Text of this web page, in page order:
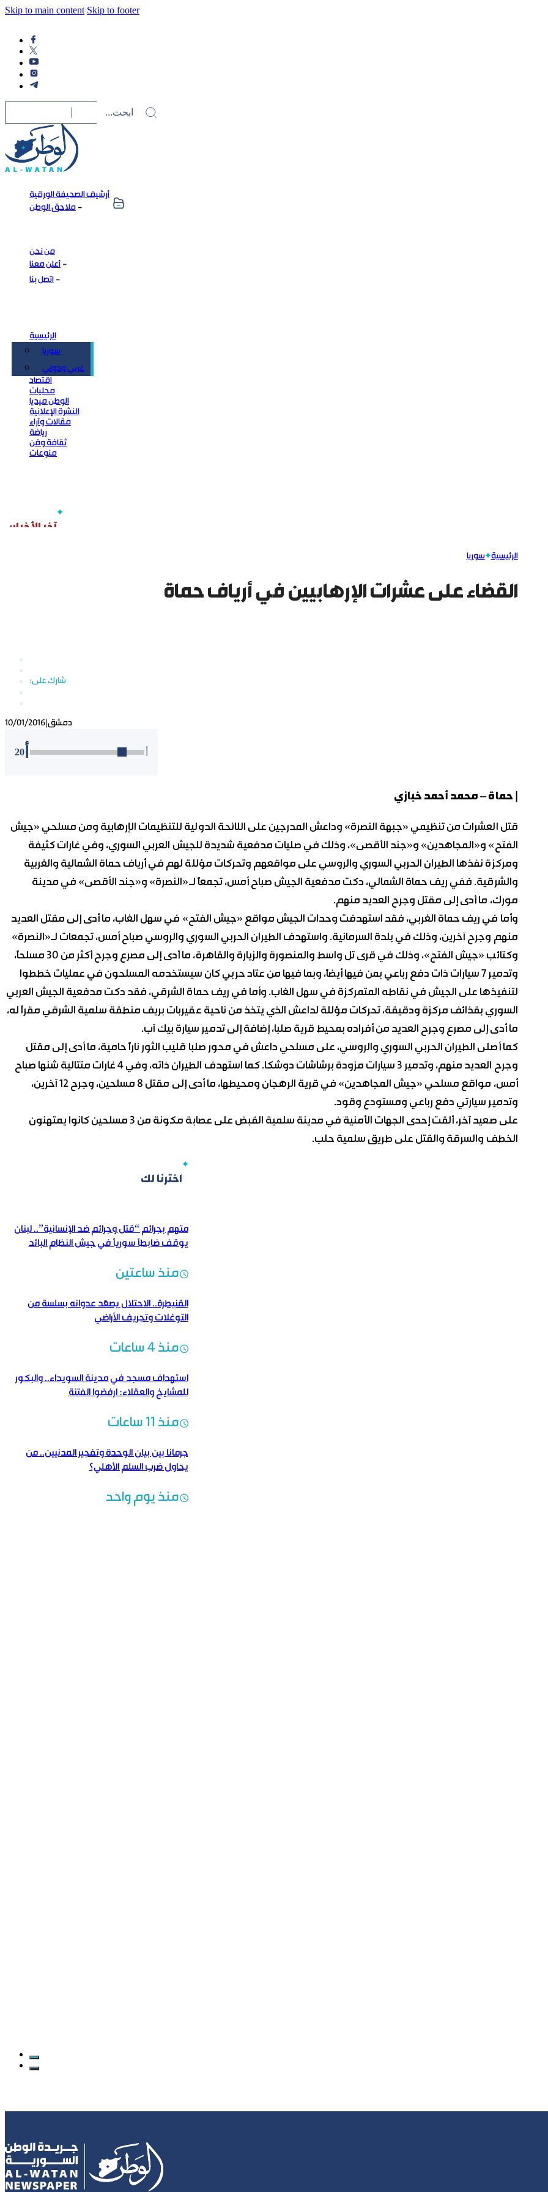
Skip to main content Skip to footer
أرشيف الصحيفة الورقية
ملاحق الوطن
من نحن
أعلن معنا
اتصل بنا
الرئيسية
سوريا
عربي ودولي
اقتصاد
محليات
الوطن ميديا
النشرة الإعلانية
مقالات وآراء
رياضة
ثقافة وفن
منوعات
الرئيسية سوريا
القضاء على عشرات الإرهابيين في أرياف حماة
10/01/2016 دمشق
20
| حماة – محمد أحمد خبازي
قتل العشرات من تنظيمي «جبهة النصرة» وداعش المدرجين على اللائحة الدولية للتنظيمات الإرهابية ومن مسلحي «جيش
الفتح» و«المجاهدين» و«جند الأقصى»، وذلك في صليات مدفعية شديدة للجيش العربي السوري، وفي غارات كثيفة
ومركزة نفذها الطيران الحربي السوري والروسي على مواقعهم وتحركات مؤللة لهم في أرياف حماة الشمالية والغربية
والشرقية. ففي ريف حماة الشمالي، دكت مدفعية الجيش صباح أمس، تجمعاً لـ«النصرة» و«جند الأقصى» في مدينة
مورك، ما أدى إلى مقتل وجرح العديد منهم.
وأما في ريف حماة الغربي، فقد استهدفت وحدات الجيش مواقع «جيش الفتح» في سهل الغاب، ما أدى إلى مقتل العديد
منهم وجرح آخرين، وذلك في بلدة السرمانية. واستهدف الطيران الحربي السوري والروسي صباح أمس، تجمعات لـ«النصرة»
وكتائب «جيش الفتح»، وذلك في قرى تل واسط والمنصورة والزيارة والقاهرة، ما أدى إلى مصرع وجرح أكثر من 30 مسلحاً،
وتدمير 7 سيارات ذات دفع رباعي بمن فيها أيضاً، وبما فيها من عتاد حربي كان سيستخدمه المسلحون في عمليات خططوا
لتنفيذها على الجيش في نقاطه المتمركزة في سهل الغاب. وأما في ريف حماة الشرقي، فقد دكت مدفعية الجيش العربي
السوري بقذائف مركزة ودقيقة، تحركات مؤللة لداعش الذي يتخذ من ناحية عقيربات بريف منطقة سلمية الشرقي مقراً له،
ما أدى إلى مصرع وجرح العديد من أفراده بمحيط قرية صلبا، إضافة إلى تدمير سيارة بيك آب.
كما أصلى الطيران الحربي السوري والروسي، على مسلحي داعش في محور ‏صلبا ‏قليب الثور ناراً حامية، ما أدى إلى مقتل
وجرح العديد منهم، وتدمير 3 سيارات مزودة برشاشات دوشكا. كما استهدف الطيران ذاته، وفي 4 غارات متتالية شنها صباح
أمس، مواقع مسلحي «جيش المجاهدين» في قرية الرهجان ومحيطها، ما أدى إلى مقتل 8 مسلحين، وجرح 12 آخرين،
وتدمير سيارتي دفع رباعي ومستودع وقود.
على صعيد آخر، ألقت إحدى الجهات الأمنية في مدينة سلمية القبض على عصابة مكونة من 3 مسلحين كانوا يمتهنون
الخطف والسرقة والقتل على طريق ‏سلمية حلب.
اخترنا لك
متهم بجرائم “قتل وجرائم ضد الإنسانية”.. لبنان
يوقف ضابطاً سورياً في جيش النظام البائد
منذ ساعتين
القنيطرة.. الاحتلال يصعّد عدوانه بسلسة من
التوغلات وتجريف الأراضي
منذ 4 ساعات
استهداف مسجد في مدينة السويداء.. والبكور
للمشايخ والعقلاء: ارفضوا الفتنة
منذ 11 ساعات
جرمانا بين بيان الوحدة وتفجير المدنيين.. من
يحاول ضرب السلم الأهلي؟
منذ يوم واحد